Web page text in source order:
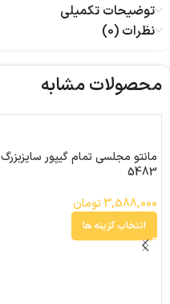
توضیحات تکمیلی
نظرات (0)
محصولات مشابه
مانتو مجلسی تمام گیپور سایزبزرگ
5483
3,588,000تومان
انتخاب گزینه ها